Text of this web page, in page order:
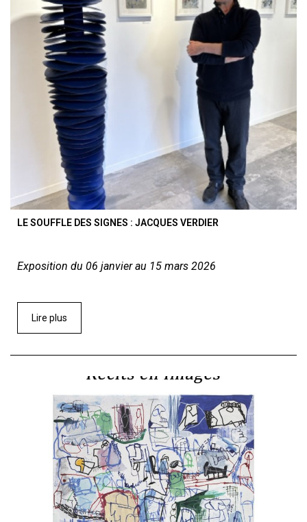
LE SOUFFLE DES SIGNES : JACQUES VERDIER
Exposition du 06 janvier au 15 mars 2026
Lire plus